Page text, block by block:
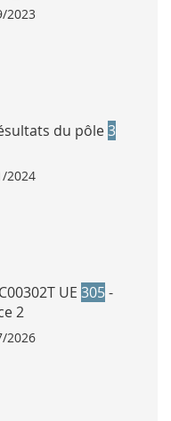
2023
du pôle3
2024
UE 305-
2
2026